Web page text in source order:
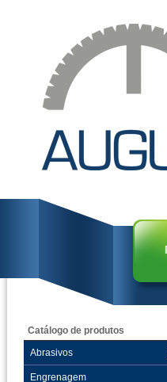
Catálogo de produtos
Abrasivos
Engrenagem